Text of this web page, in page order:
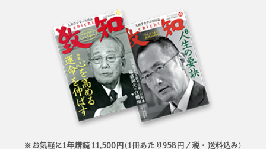
※お気軽に1年購読 11,500円（1冊あたり958円／税・送料込み）